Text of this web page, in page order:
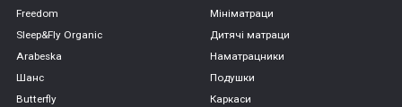
Freedom
Sleep&Fly Organic
Arabeska
Шанс
Butterfly
Мініматраци
Дитячі матраци
Наматрацники
Подушки
Каркаси